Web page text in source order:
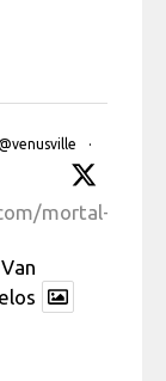
·
mortal-